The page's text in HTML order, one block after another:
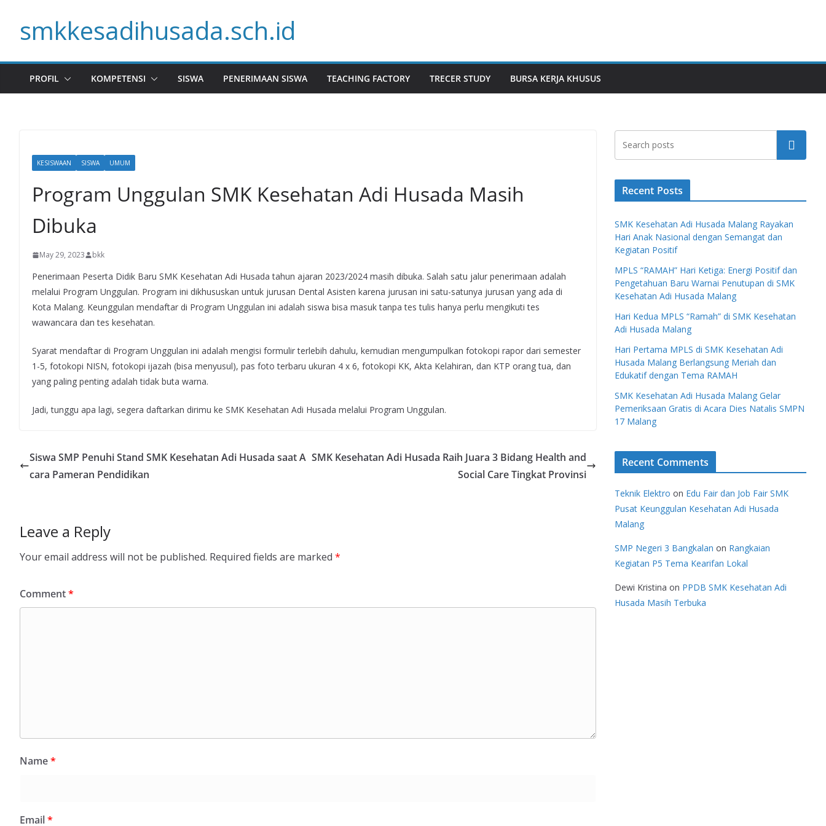
contentsmkkesadihusada.sch.id
PROFIL KOMPETENSI SISWA PENERIMAAN SISWA TEACHING FACTORY TRECER STUDY BURSA KERJA KHUSUS
KESISWAAN SISWA UMUM
Program Unggulan SMK Kesehatan Adi Husada Masih
Dibuka
May 29, 2023 bkk
Penerimaan Peserta Didik Baru SMK Kesehatan Adi Husada tahun ajaran 2023/2024 masih dibuka. Salah satu jalur penerimaan adalah
melalui Program Unggulan. Program ini dikhususkan untuk jurusan Dental Asisten karena jurusan ini satu-satunya jurusan yang ada di
Kota Malang. Keunggulan mendaftar di Program Unggulan ini adalah siswa bisa masuk tanpa tes tulis hanya perlu mengikuti tes
wawancara dan tes kesehatan.
Syarat mendaftar di Program Unggulan ini adalah mengisi formulir terlebih dahulu, kemudian mengumpulkan fotokopi rapor dari semester
1-5, fotokopi NISN, fotokopi ijazah (bisa menyusul), pas foto terbaru ukuran 4 x 6, fotokopi KK, Akta Kelahiran, dan KTP orang tua, dan
yang paling penting adalah tidak buta warna.
Jadi, tunggu apa lagi, segera daftarkan dirimu ke SMK Kesehatan Adi Husada melalui Program Unggulan.
Siswa SMP Penuhi Stand SMK Kesehatan Adi Husada saat A
cara Pameran Pendidikan
SMK Kesehatan Adi Husada Raih Juara 3 Bidang Health and
Social Care Tingkat Provinsi
Leave a Reply
Your email address will not be published. Required fields are marked *
Comment*
Name*
Email*
Search
Recent Posts
SMK Kesehatan Adi Husada Malang Rayakan
Hari Anak Nasional dengan Semangat dan
Kegiatan Positif
MPLS “RAMAH” Hari Ketiga: Energi Positif dan
Pengetahuan Baru Warnai Penutupan di SMK
Kesehatan Adi Husada Malang
Hari Kedua MPLS “Ramah” di SMK Kesehatan
Adi Husada Malang
Hari Pertama MPLS di SMK Kesehatan Adi
Husada Malang Berlangsung Meriah dan
Edukatif dengan Tema RAMAH
SMK Kesehatan Adi Husada Malang Gelar
Pemeriksaan Gratis di Acara Dies Natalis SMPN
17 Malang
Recent Comments
Teknik Elektro on Edu Fair dan Job Fair SMK
Pusat Keunggulan Kesehatan Adi Husada
Malang
SMP Negeri 3 Bangkalan on Rangkaian
Kegiatan P5 Tema Kearifan Lokal
Dewi Kristina on PPDB SMK Kesehatan Adi
Husada Masih Terbuka